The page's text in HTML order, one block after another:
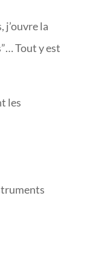
j’ouvre la
Tout y est
les